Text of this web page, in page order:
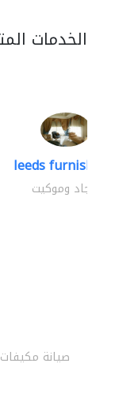
الخدمات
leeds furnishings
سجاد وموكيت
صيانة مكيفات